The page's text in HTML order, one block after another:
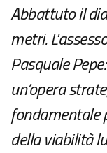
Abbattuto il
metri.
Pasquale
un’opera
fondamentale
della viabilità